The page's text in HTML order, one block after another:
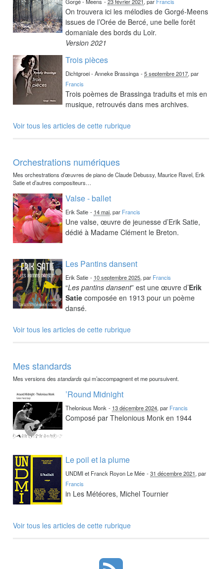
On trouvera ici les mélodies de Gorgé-Meens
issues de l’Orée de Bercé, une belle forêt
domaniale des bords du Loir.
Version 2021
Trois pièces
Dichtgroei - Anneke Brassinga -5 septembre 2017, par
Francis
Trois poèmes de Brassinga traduits et mis en
musique, retrouvés dans mes archives.
Voir tous les articles de cette rubrique
Orchestrations numériques
Mes orchestrations d’œuvres de piano de Claude Debussy, Maurice Ravel, Erik
Satie et d’autres compositeurs…
Valse - ballet
Erik Satie - 14 mai, par Francis
Une valse, œuvre de jeunesse d’Erik Satie,
dédié à Madame Clément le Breton.
Les Pantins dansent
Erik Satie - 10 septembre 2025, par Francis
“Les pantins dansent” est une œuvre d’Erik
Satie composée en 1913 pour un poème
dansé.
Voir tous les articles de cette rubrique
Mes standards
Mes versions desstandardsqui m’accompagnent et me poursuivent.
’Round Midnight
Thelonious Monk - 13 décembre 2024, par Francis
Composé par Thelonious Monk en 1944
Le poil et la plume
UNDMI et Franck Royon Le Mée -31 décembre 2021, par
Francis
in Les Météores, Michel Tournier
Voir tous les articles de cette rubrique